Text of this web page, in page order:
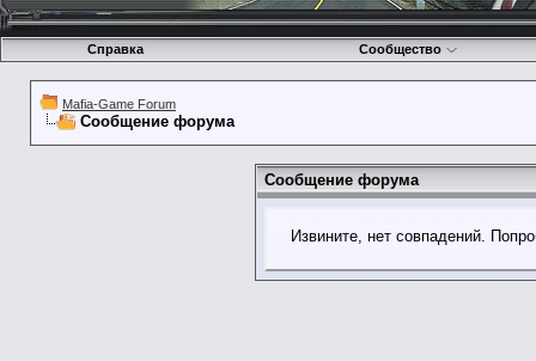
Справка Сообщество
Mafia-Game Forum
Сообщение форума
Сообщение форума
Извините, нет совпадений.